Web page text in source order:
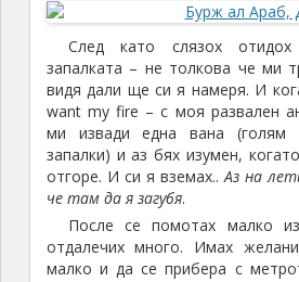
След като слязох
запалката – не толкова че ми
видя дали ще си я намеря. И
want my fire – с моя развален
ми извади една вана (голям
запалки) и аз бях изумен,
отгоре. И си я вземах..Аз на
че там да я загубя.
После се помотах малко
отдалечих много. Имах
малко и да се прибера с